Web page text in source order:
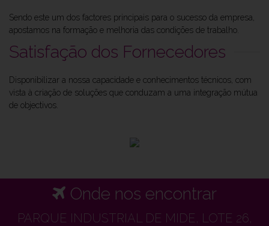
Sendo este um dos factores principais para o sucesso da empresa,
apostamos na formação e melhoria das condições de trabalho.
Satisfação dos Fornecedores
Disponibilizar a nossa capacidade e conhecimentos técnicos, com
vista à criação de soluções que conduzam a uma integração mútua
de objectivos.
Onde nos encontrar
PARQUE INDUSTRIAL DE MIDE, LOTE 26,